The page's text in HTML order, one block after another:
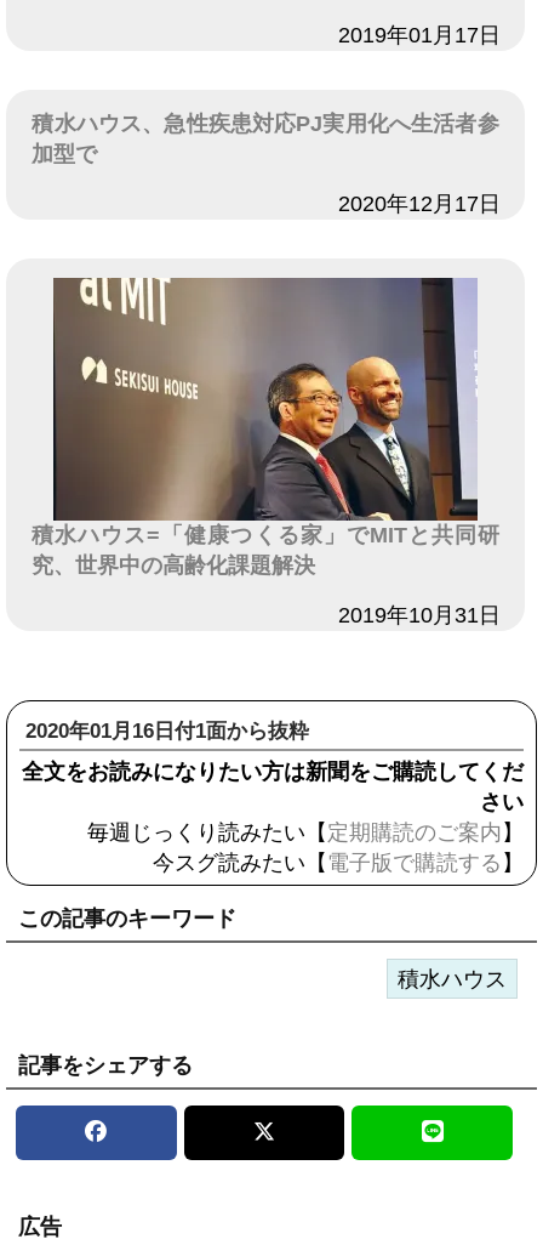
2019年01月17日
積水ハウス、急性疾患対応PJ実用化へ生活者参
加型で
2020年12月17日
積水ハウス=「健康つくる家」でMITと共同研
究、世界中の高齢化課題解決
2019年10月31日
2020年01月16日付1面から抜粋
全文をお読みになりたい方は新聞をご購読してくだ
さい
毎週じっくり読みたい【 定期購読のご案内 】
今スグ読みたい【 電子版で購読する 】
この記事のキーワード
積水ハウス
記事をシェアする
広告